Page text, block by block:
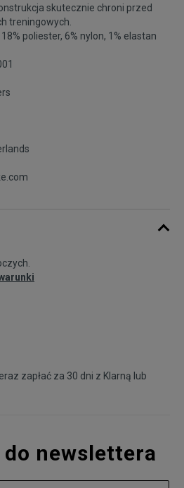
skutecznie chroni przed
treningowych.
poliester, 6% nylon, 1% elastan
zapłać za 30 dni z Klarną lub
do newslettera